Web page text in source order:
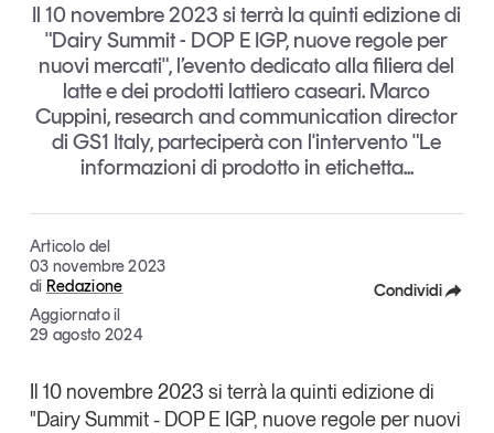
Innovazione
Logistica
Retail e brand
Sostenibilità
Magazine
Articoli
Opinioni
Il Numero
Interviste
Tutti gli studi e le ricerche
Il 10 novembre 2023 si terrà la quinti edizione di
"Dairy Summit - DOP E IGP, nuove regole per
nuovi mercati", l’evento dedicato alla filiera del
latte e dei prodotti lattiero caseari. Marco
Cuppini, research and communication director
di GS1 Italy, parteciperà con l'intervento "Le
informazioni di prodotto in etichetta...
Articolo del
03 novembre 2023
di Redazione
Aggiornato il
29 agosto 2024
Condividi
Linkedin
Il 10 novembre 2023 si terrà la quinti edizione di
"Dairy Summit- DOP E IGP, nuove regole per nuovi